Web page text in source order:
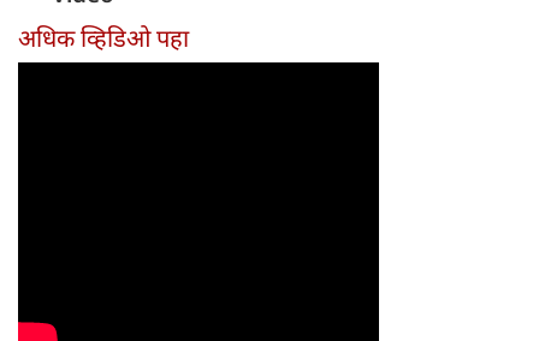
दिवसांची सुरुवात
होईल
अधिक व्हिडिओ पहा